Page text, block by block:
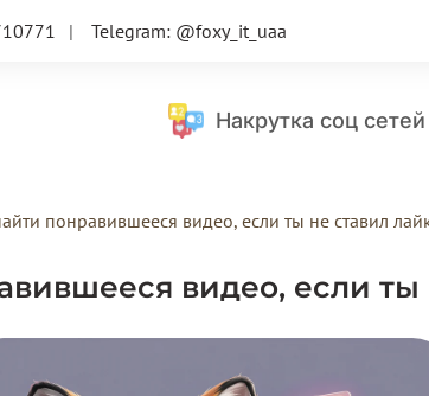
Telegram: @foxy_it_uaa
Накрутка соц сетей
понравившееся видео, если ты не ставил
видео, если ты